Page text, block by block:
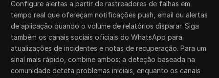
Configure alertas a partir de rastreadores de falhas em
tempo real que ofereçam notificações push, email ou alertas
de aplicação quando o volume de relatórios disparar. Siga
também os canais sociais oficiais do WhatsApp para
atualizações de incidentes e notas de recuperação. Para um
sinal mais rápido, combine ambos: a deteção baseada na
comunidade deteta problemas iniciais, enquanto os canais